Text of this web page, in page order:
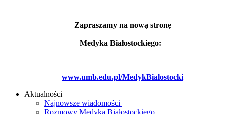
Zapraszamy na nową stronę
Medyka Białostockiego:
www.umb.edu.pl/MedykBialostocki
Aktualności
Najnowsze wiadomości
Rozmowy Medyka Białostockiego